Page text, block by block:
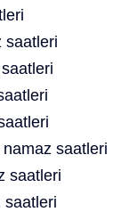
saatleri
saatleri
saatleri
saatleri